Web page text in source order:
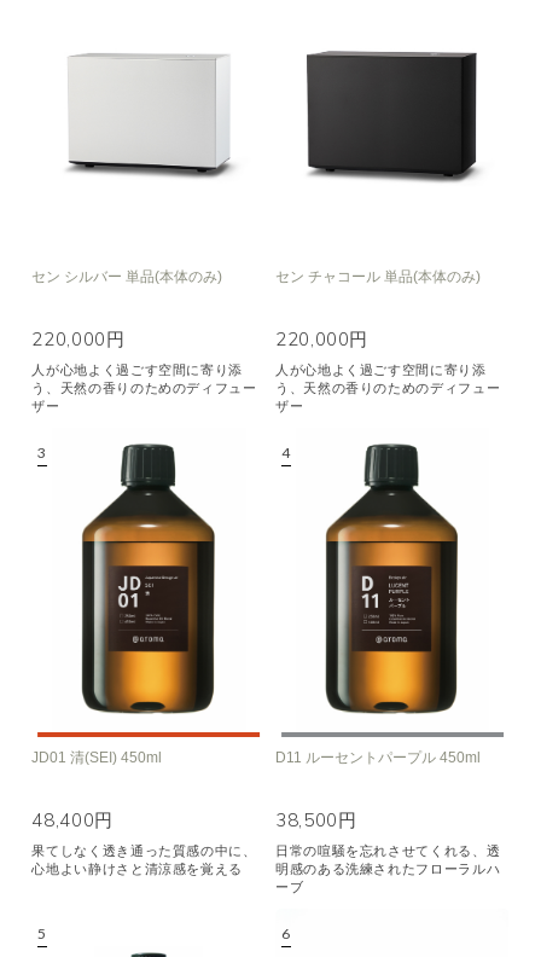
セン シルバー 単品(本体のみ)
220,000円
人が心地よく過ごす空間に寄り添
う、天然の香りのためのディフュー
ザー
セン チャコール 単品(本体のみ)
220,000円
人が心地よく過ごす空間に寄り添
う、天然の香りのためのディフュー
ザー
JD01 清(SEI) 450ml
48,400円
果てしなく透き通った質感の中に、
心地よい静けさと清涼感を覚える
D11 ルーセントパープル 450ml
38,500円
日常の喧騒を忘れさせてくれる、透
明感のある洗練されたフローラルハ
ーブ